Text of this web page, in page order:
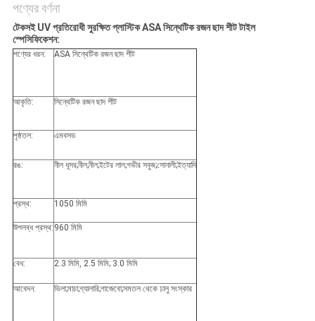
পণ্যের বর্ণনা
টেকসই UV প্রতিরোধী সুরক্ষিত প্লাস্টিক ASA সিন্থেটিক রজন ছাদ শীট টাইল
স্পেসিফিকেশন:
পণ্যের ধরন: ASA সিন্থেটিক রজন ছাদ শীট
আকৃতি: সিন্থেটিক রজন ছাদ শীট
পৃষ্ঠতল: এমবসড
রঙ: নীল ধূসর;নীল;নীল;ইটের লাল;গভীর সবুজ;সোনালী;ইত্যাদি
প্রস্থ: 1050 মিমি
উপলব্ধ প্রস্থ: 960 মিমি
বেধ: 2.3 মিমি, 2.5 মিমি; 3.0 মিমি
আবেদন: ভিলা;মাচা;গ্যালারি;গাজেবো;সমতল থেকে ঢালু সংস্কার